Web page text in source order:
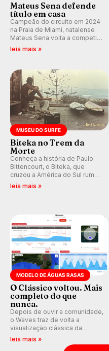
Mateus Sena defende
título em casa
Campeão do circuito em 2024
na Praia de Miami, natalense
Mateus Sena volta a competir
em casa em busca de manter a
leia mais »
MUSEU DO SURFE
Biteka no Trem da
Morte
Conheça a história de Paulo
Bittencourt, o Biteka, que
cruzou a América do Sul rumo
ao Pacífico em uma jornada
leia mais »
MODELO DE ÁGUAS RASAS
O Clássico voltou. Mais
completo do que
nunca.
Depois de ouvir a comunidade,
o Waves traz de volta a
visualização clássica da
previsão de águas rasas,
agora integrada à nova
leia mais »